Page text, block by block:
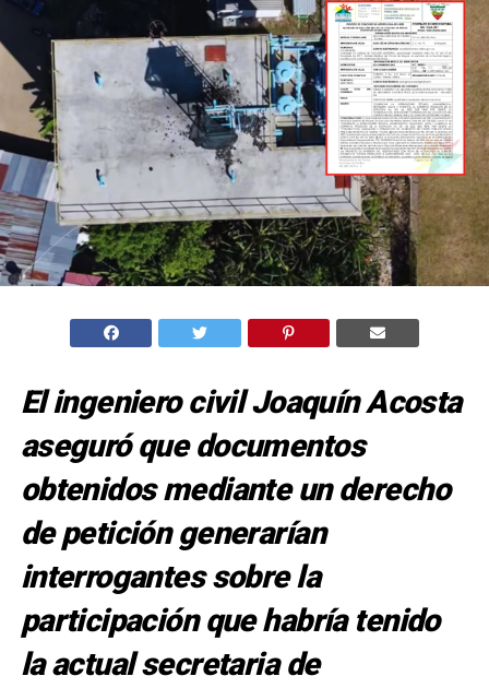
El ingeniero civil Joaquín Acosta
aseguró que documentos
obtenidos mediante un derecho
de petición generarían
interrogantes sobre la
participación que habría tenido
la actual secretaria de